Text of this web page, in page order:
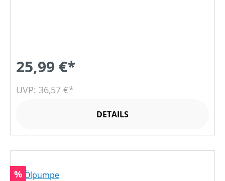
25,99 €*
UVP: 36,57 €*
DETAILS
Rabatt
%